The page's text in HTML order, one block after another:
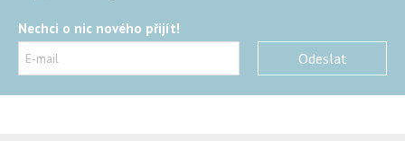
Nechci o nic nového přijít!